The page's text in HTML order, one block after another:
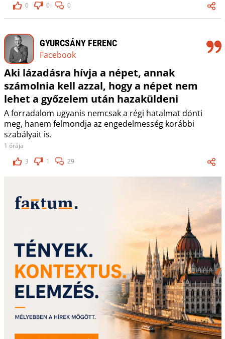
0
0 0
GYURCSÁNY FERENC
Facebook
Aki lázadásra hívja a népet, annak
számolnia kell azzal, hogy a népet nem
lehet a győzelem után hazaküldeni
A forradalom ugyanis nemcsak a régi hatalmat dönti
meg, hanem felmondja az engedelmesség korábbi
szabályait is.
1 órája
3
1 29